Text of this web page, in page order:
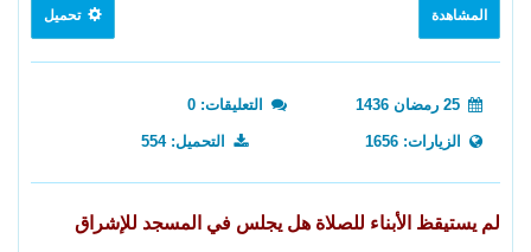
المشاهدة تحميل
التعليقات: 0
الزيارات: 1656 التحميل: 554
لم يستيقظ الأبناء للصلاة هل يجلس في المسجد للإشراق